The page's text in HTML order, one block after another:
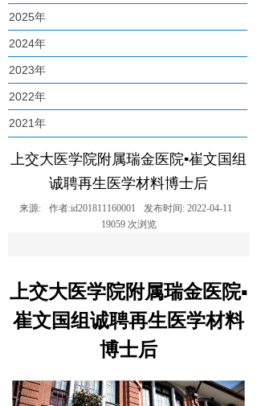
2025年
2024年
2023年
2022年
2021年
上交大医学院附属瑞金医院▪崔文国组
诚聘再生医学材料博士后
来源: 作者:id201811160001 发布时间: 2022-04-11
19059 次浏览
上交大医学院附属瑞金医院▪
崔文国组诚聘再生医学材料
博士后